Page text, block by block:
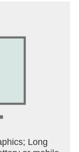
Long